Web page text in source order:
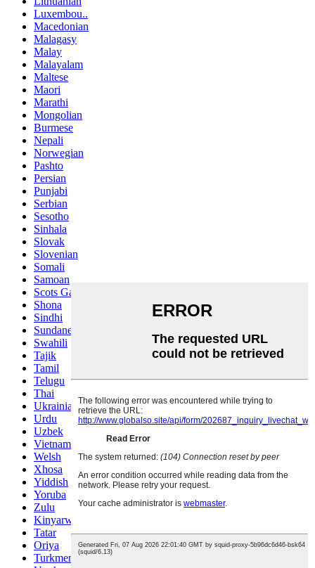
Luxembou..
Macedonian
Malagasy
Malay
Malayalam
Maltese
Maori
Marathi
Mongolian
Burmese
Nepali
Norwegian
Pashto
Persian
Punjabi
Serbian
Sesotho
Sinhala
Slovak
Slovenian
Somali
Samoan
Scots Gaelic
Shona
Sindhi
Sundanese
Swahili
Tajik
Tamil
Telugu
Thai
Ukrainian
Urdu
Uzbek
Vietnamese
Welsh
Xhosa
Yiddish
Yoruba
Zulu
Kinyarwanda
Tatar
Oriya
Turkmen